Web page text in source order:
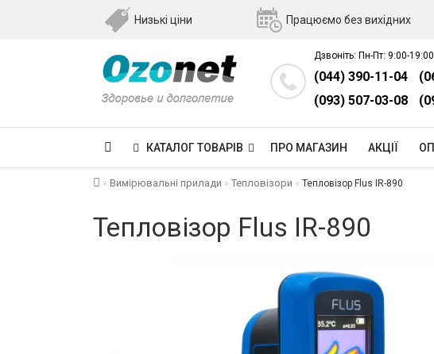
Низькі ціни Працюємо без вихідних
Дзвоніть: Пн-Пт: 9:00-
(044) 390-11-04
(093) 507-03-08
КАТАЛОГ ТОВАРІВ ПРО МАГАЗИН АКЦІЇ
Вимірювальні прилади Тепловізори Тепловізор Flus IR-890
Тепловізор Flus IR-890